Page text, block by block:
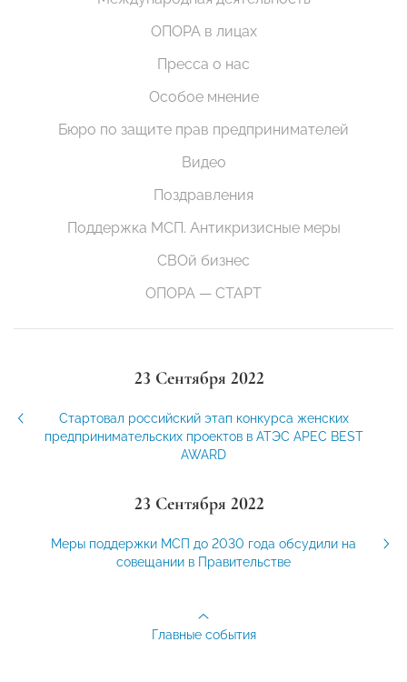
ОПОРА в лицах
Пресса о нас
Особое мнение
Бюро по защите прав предпринимателей
Видео
Поздравления
Поддержка МСП. Антикризисные меры
СВОй бизнес
ОПОРА — СТАРТ
23 Сентября 2022
Стартовал российский этап конкурса женских
предпринимательских проектов в АТЭС APEC BEST
AWARD
23 Сентября 2022
Меры поддержки МСП до 2030 года обсудили на
совещании в Правительстве
Главные события